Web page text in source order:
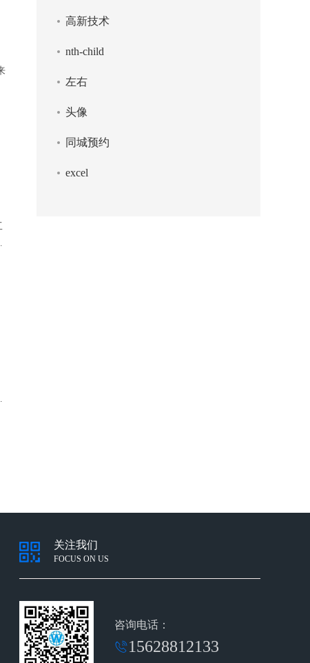
高新技术
nth-child
左右
头像
同城预约
excel
关注我们
FOCUS ON US
咨询电话：
15628812133